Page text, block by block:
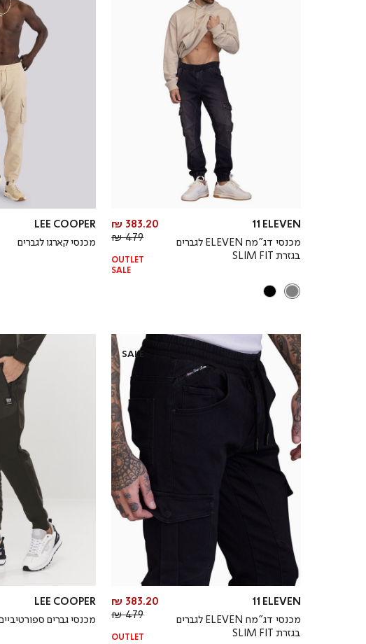
11 ELEVEN
מכנסי דג”מח ELEVEN לגברים
בגזרת SLIM FIT
מחיר
מוצר
383.20 ₪
מחיר
479 ₪
OUTLET
SALE
LEE COOPER
מכנסי קארגו לגברים
SALE
11 ELEVEN
מכנסי דג”מח ELEVEN לגברים
בגזרת SLIM FIT
מחיר
מוצר
383.20 ₪
מחיר
479 ₪
OUTLET
LEE COOPER
מכנסי גברים ספורטיביים